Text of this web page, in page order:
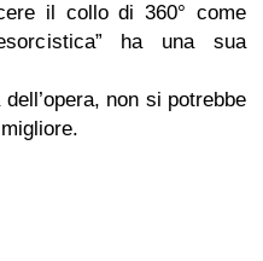
il collo di 360° come
ha una sua
non si potrebbe